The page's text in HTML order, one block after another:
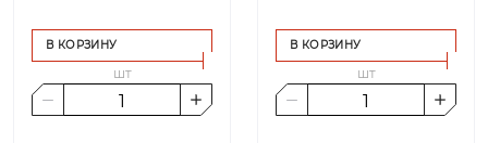
В КОРЗИНУ
шт
В КОРЗИНУ
шт